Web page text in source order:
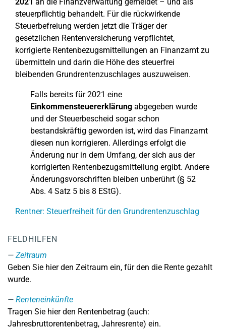
steuerpflichtig behandelt. Für die rückwirkende
Steuerbefreiung werden jetzt die Träger der
gesetzlichen Rentenversicherung verpflichtet,
korrigierte Rentenbezugsmitteilungen an Finanzamt zu
übermitteln und darin die Höhe des steuerfrei
bleibenden Grundrentenzuschlages auszuweisen.
Falls bereits für 2021 eine
Einkommensteuererklärung abgegeben wurde
und der Steuerbescheid sogar schon
bestandskräftig geworden ist, wird das Finanzamt
diesen nun korrigieren. Allerdings erfolgt die
Änderung nur in dem Umfang, der sich aus der
korrigierten Rentenbezugsmitteilung ergibt. Andere
Änderungsvorschriften bleiben unberührt (§ 52
Abs. 4 Satz 5 bis 8 EStG).
Rentner: Steuerfreiheit für den Grundrentenzuschlag
FELDHILFEN
Zeitraum
Geben Sie hier den Zeitraum ein, für den die Rente gezahlt
wurde.
Renteneinkünfte
Tragen Sie hier den Rentenbetrag (auch:
Jahresbruttorentenbetrag, Jahresrente) ein.